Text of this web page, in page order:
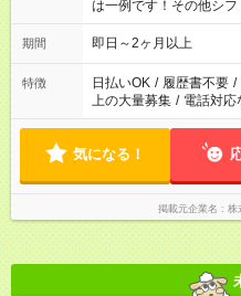
は一例です！その他シフ
期間 即日～2ヶ月以上
特徴 日払いOK / 履歴書不要 /
上の大量募集 / 電話対応
気になる！
掲載元企業名 株